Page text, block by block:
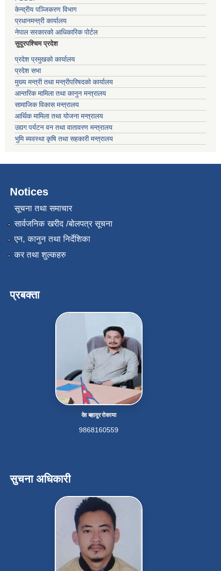
केन्द्रीय पञ्जिकरण विभाग
प्रधानमन्त्री कार्यालय
नेपाल सरकारको आधिकारिक पोर्टल
सुदूरपश्चिम प्रदेश
प्रदेश प्रमुखको कार्यालय
प्रदेश सभा
मुख्य मन्त्री तथा मन्त्रीपरिषदको कार्यालय
आन्तरिक मामिला तथा कानुन मन्त्रालय
सामाजिक विकास मन्त्रालय
आर्थिक मामिला तथा योजना मन्त्रालय
उद्यग पर्यटन वन तथा वातावरण मन्त्रालय
भुमि ब्यवस्था कृषि तथा सहकारी मन्त्रालय
Notices
सूचना तथा समाचार
सार्वजनिक खरीद /बोलपत्र सूचना
एन, कानुन तथा निर्देशिका
कर तथा शुल्कहरु
प्रबक्ता
देव बहादुर रोकाया
9868160559
सुचना अधिकारी